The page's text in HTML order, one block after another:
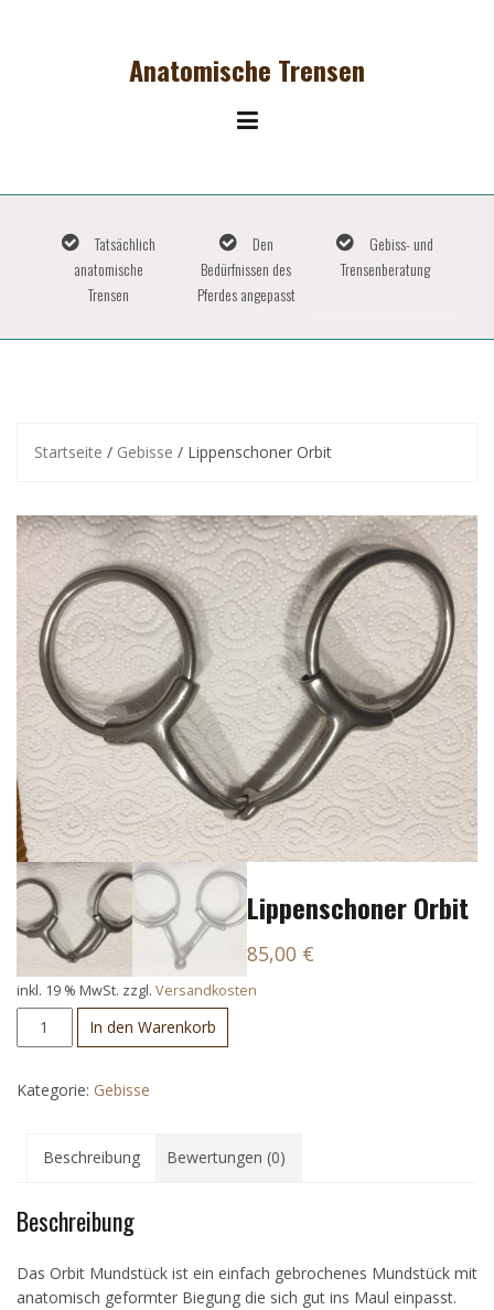
Anatomische Trensen
Tatsächlich
anatomische
Trensen
Den
Bedürfnissen des
Pferdes angepasst
Gebiss- und
Trensenberatung
Startseite / Gebisse / Lippenschoner Orbit
Lippenschoner Orbit
85,00 €
inkl. 19 % MwSt. zzgl. Versandkosten
Lippenschoner
Orbit
In den Warenkorb
Kategorie: Gebisse
Beschreibung Bewertungen (0)
Beschreibung
Das Orbit Mundstück ist ein einfach gebrochenes Mundstück mit
anatomisch geformter Biegung die sich gut ins Maul einpasst.